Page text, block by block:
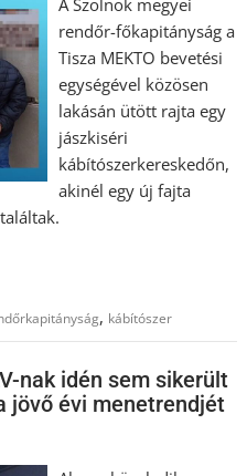
A Szolnok megyei
rendőr-főkapitányság a
Tisza MEKTO bevetési
egységével közösen
lakásán ütött rajta egy
jászkiséri
kábítószerkereskedőn,
akinél egy új fajta
, kábítószer
nak idén sem sikerült
jövő évi menetrendjét